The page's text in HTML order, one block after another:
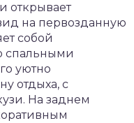
открывает
на первозданную
собой
спальными
уютно
отдыха, с
На заднем